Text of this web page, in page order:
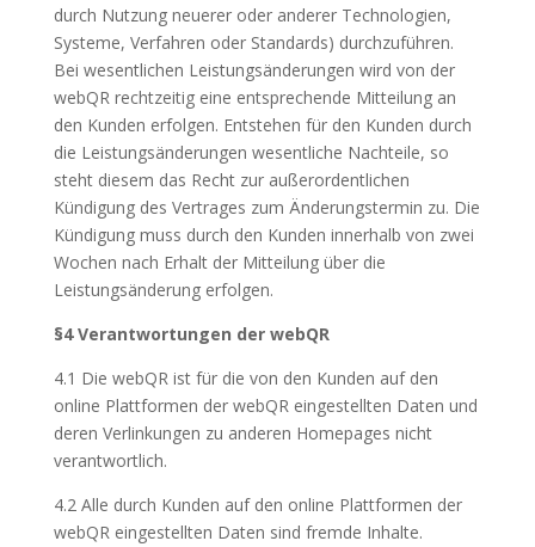
durch Nutzung neuerer oder anderer Technologien,
Systeme, Verfahren oder Standards) durchzuführen.
Bei wesentlichen Leistungsänderungen wird von der
webQR rechtzeitig eine entsprechende Mitteilung an
den Kunden erfolgen. Entstehen für den Kunden durch
die Leistungsänderungen wesentliche Nachteile, so
steht diesem das Recht zur außerordentlichen
Kündigung des Vertrages zum Änderungstermin zu. Die
Kündigung muss durch den Kunden innerhalb von zwei
Wochen nach Erhalt der Mitteilung über die
Leistungsänderung erfolgen.
§4 Verantwortungen der webQR
4.1 Die webQR ist für die von den Kunden auf den
online Plattformen der webQR eingestellten Daten und
deren Verlinkungen zu anderen Homepages nicht
verantwortlich.
4.2 Alle durch Kunden auf den online Plattformen der
webQR eingestellten Daten sind fremde Inhalte.